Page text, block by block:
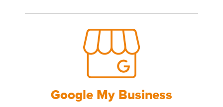
Google My Business